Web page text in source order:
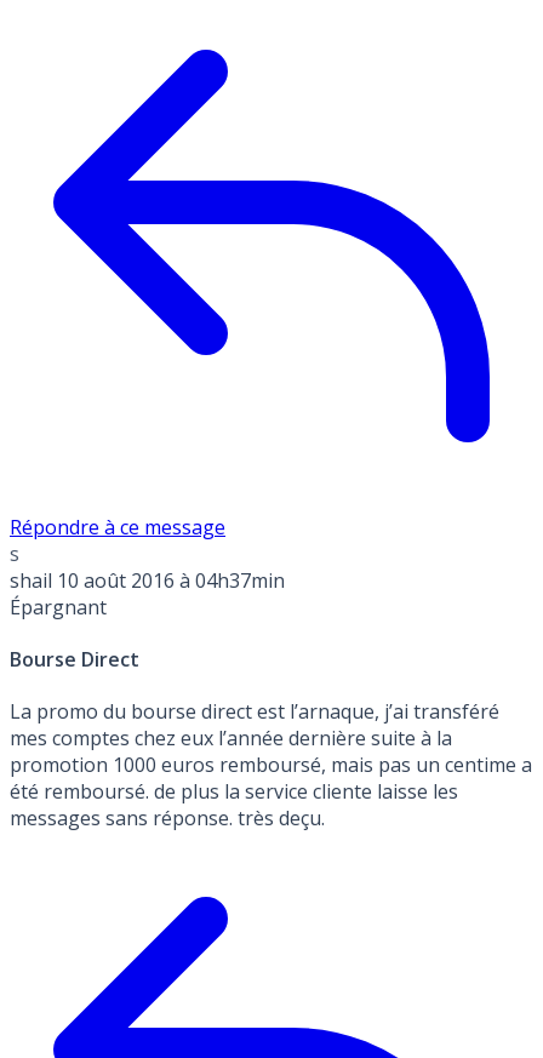
Répondre à ce message
s
shail 10 août 2016 à 04h37min
Épargnant
Bourse Direct
La promo du bourse direct est l’arnaque, j’ai transféré
mes comptes chez eux l’année dernière suite à la
promotion 1000 euros remboursé, mais pas un centime a
été remboursé. de plus la service cliente laisse les
messages sans réponse. très deçu.